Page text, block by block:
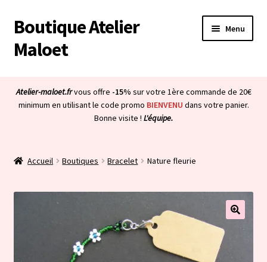
Aller
à
la
Aller
au
contenu
Boutique Atelier
Maloet
Menu
Boutique
Ouvrir
menu
enfant
Ouvrir
le
menu
Bienvenue dans la boutique
Atelier-maloet.frvous offre -15% sur votre 1ère commande de 20€
minimum en utilisant le code promo BIENVENU dans votre panier.
Bonne visite ! L'équipe.
Accueil Boutiques Bracelet Nature fleurie